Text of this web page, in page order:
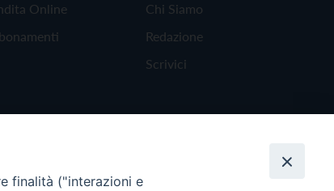
Online
Chi Siamo
Redazione
Scrivici
finalità ("interazioni e